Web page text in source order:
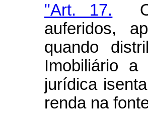
"Art. 17.
auferidos,
quando
Imobiliário a
jurídica
renda na